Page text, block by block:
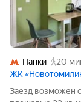
Панки
20
ЖК
Заезд возможен